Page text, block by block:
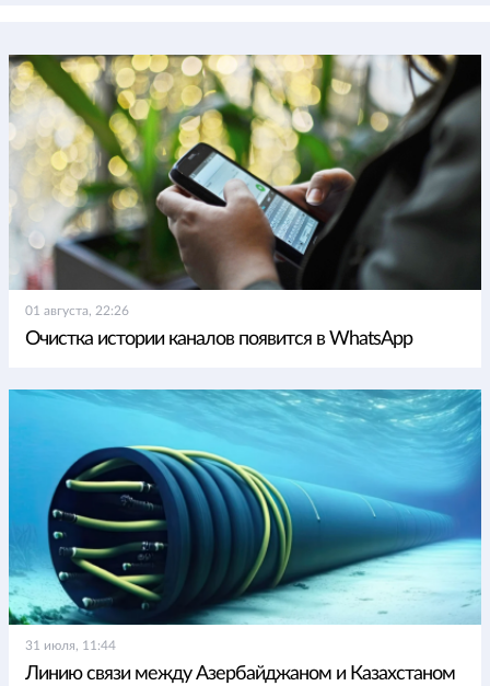
01 августа, 22:26
Очистка истории каналов появится в WhatsApp
31 июля, 11:44
Линию связи между Азербайджаном и Казахстаном